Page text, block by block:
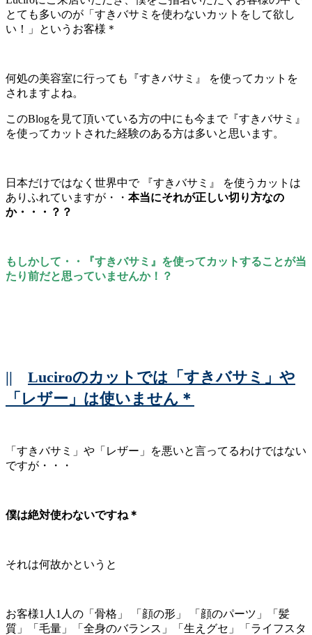
とても多いのが「すきバサミを使わないカットをして欲し
い！」というお客様＊
何処の美容室に行っても『すきバサミ』 を使ってカットを
されますよね。
このBlogを見て頂いている方の中にも今まで『すきバサミ』
を使ってカットされた経験のある方は多いと思います。
日本だけではなく世界中で 『すきバサミ』 を使うカットは
ありふれていますが・・ 本当にそれが正しい切り方なの
か・・・？？
もしかして・・『すきバサミ』を使ってカットすることが当
たり前だと思っていませんか！？
|| Luciroのカットでは「すきバサミ」や
「レザー」は使いません＊
「すきバサミ」や「レザー」を悪いと言ってるわけではない
ですが・・・
僕は絶対使わないですね＊
それは何故かというと
お客様1人1人の「骨格」 「顔の形」 「顔のパーツ」「髪
質」「毛量」「全身のバランス」「生えグセ」「ライフスタ